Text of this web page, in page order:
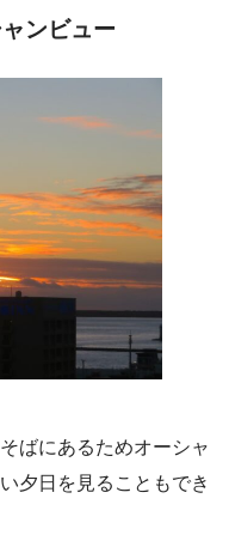
ンビュー
ばにあるためオーシャ
夕日を見ることもでき